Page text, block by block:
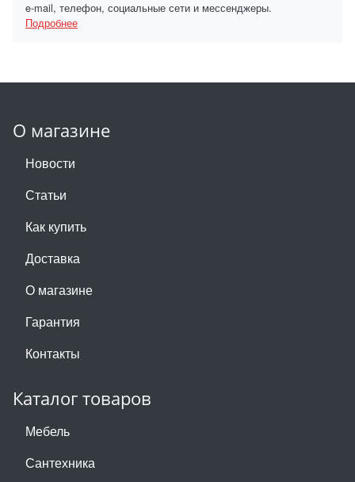
e-mail, телефон, социальные сети и мессенджеры.
Подробнее
О магазине
Новости
Статьи
Как купить
Доставка
О магазине
Гарантия
Контакты
Каталог товаров
Мебель
Сантехника